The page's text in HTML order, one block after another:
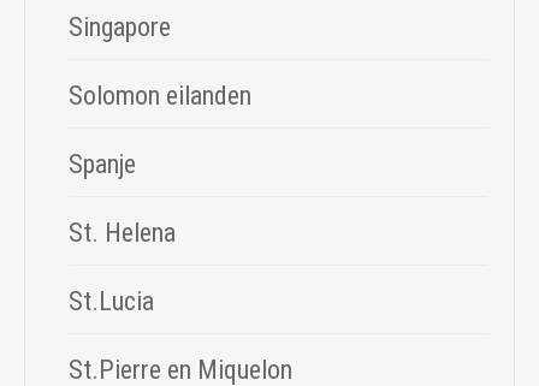
Singapore
Solomon eilanden
Spanje
St. Helena
St.Lucia
St.Pierre en Miquelon